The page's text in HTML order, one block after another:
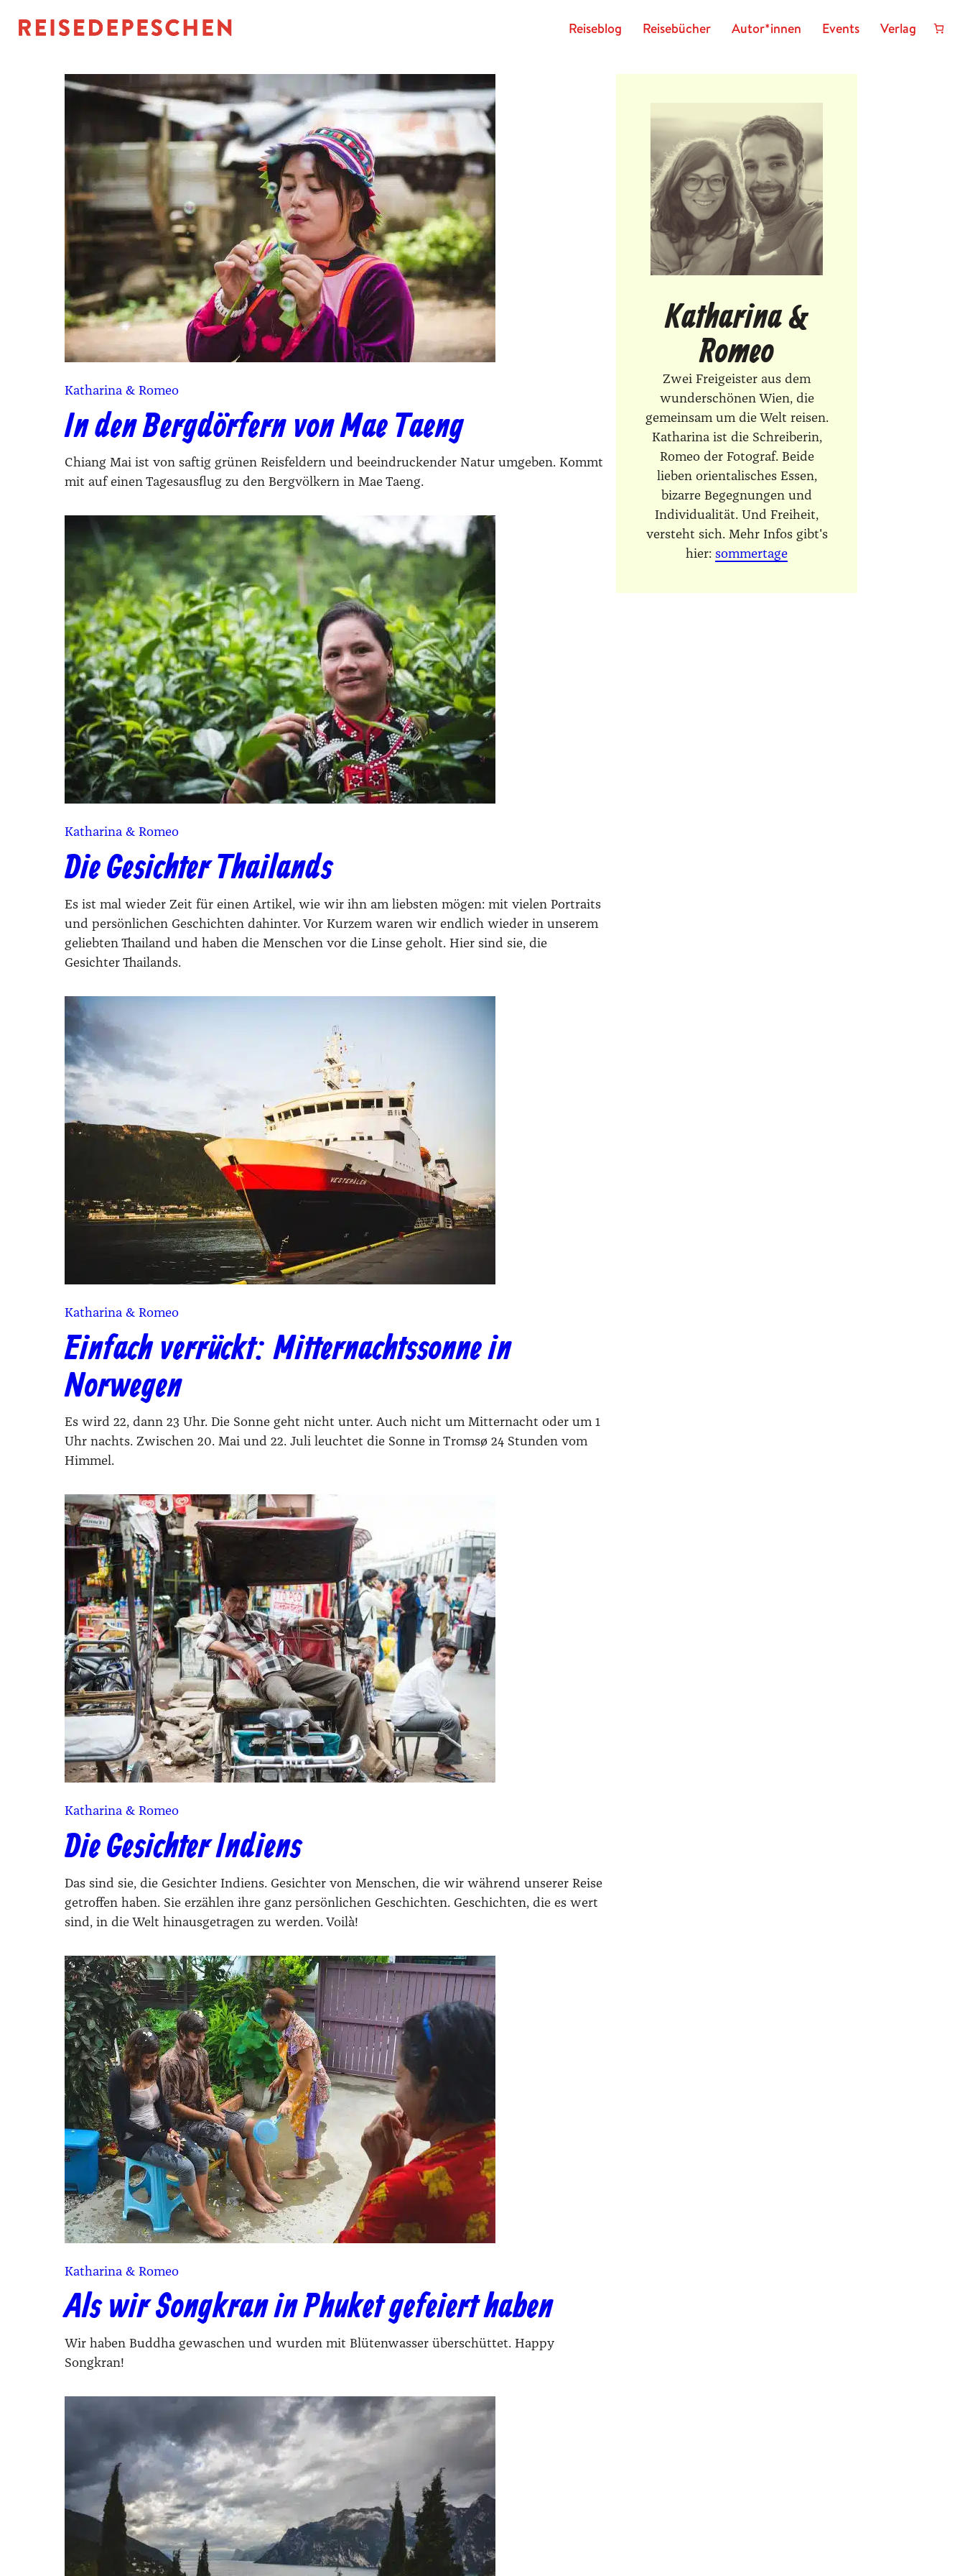
Rei­se­blog Reisebücher Autor*innen Events Verlag
Katharina & Romeo
In den Bergdörfern von Mae Taeng
Chiang Mai ist von saftig grünen Reisfeldern und beeindruckender Natur umgeben. Kommt
mit auf einen Tagesausflug zu den Bergvölkern in Mae Taeng.
Katharina & Romeo
Die Gesichter Thailands
Es ist mal wieder Zeit für einen Artikel, wie wir ihn am liebsten mögen: mit vielen Portraits
und persönlichen Geschichten dahinter. Vor Kurzem waren wir endlich wieder in unserem
geliebten Thailand und haben die Menschen vor die Linse geholt. Hier sind sie, die
Gesichter Thailands.
Katharina & Romeo
Einfach verrückt: Mitternachtssonne in
Norwegen
Es wird 22, dann 23 Uhr. Die Sonne geht nicht unter. Auch nicht um Mitternacht oder um 1
Uhr nachts. Zwischen 20. Mai und 22. Juli leuchtet die Sonne in Tromsø 24 Stunden vom
Himmel.
Katharina & Romeo
Die Gesichter Indiens
Das sind sie, die Gesichter Indiens. Gesichter von Menschen, die wir während unserer Reise
getroffen haben. Sie erzählen ihre ganz persönlichen Geschichten. Geschichten, die es wert
sind, in die Welt hinausgetragen zu werden. Voilà!
Katharina & Romeo
Als wir Songkran in Phuket gefeiert haben
Wir haben Buddha gewaschen und wurden mit Blütenwasser überschüttet. Happy
Songkran!
Katharina &
Romeo
Zwei Freigeister aus dem
wunderschönen Wien, die
gemeinsam um die Welt reisen.
Katharina ist die Schreiberin,
Romeo der Fotograf. Beide
lieben orientalisches Essen,
bizarre Begegnungen und
Individualität. Und Freiheit,
versteht sich. Mehr Infos gibt's
hier:sommertage